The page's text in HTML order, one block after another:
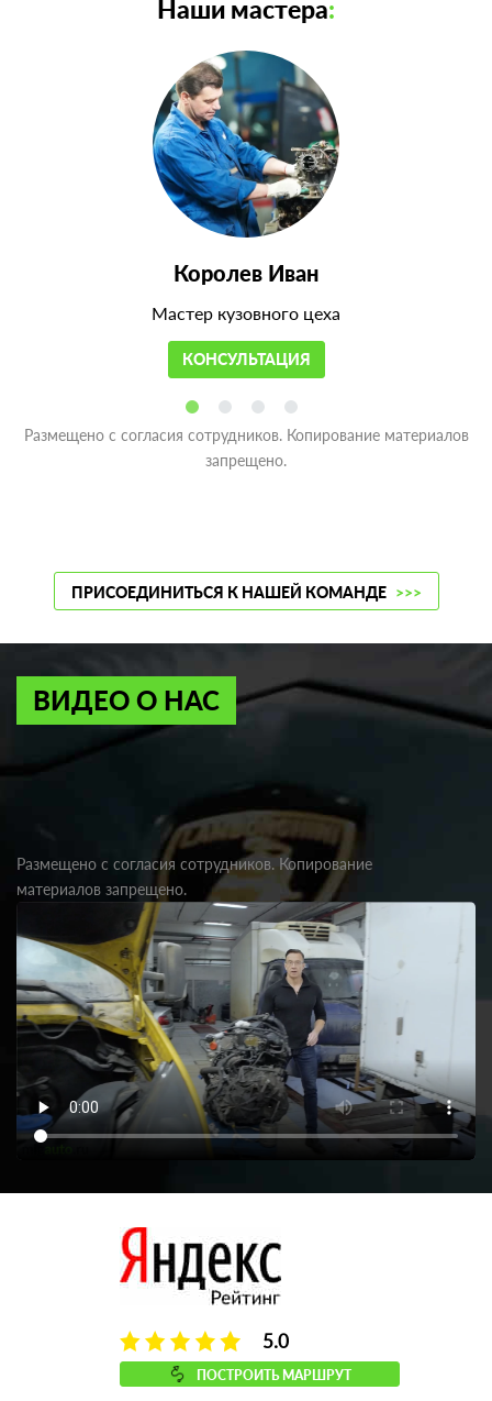
Наши мастера:
Королев Иван
Мастер кузовного цеха
КОНСУЛЬТАЦИЯ
Размещено с согласия сотрудников. Копирование материалов
запрещено.
ПРИСОЕДИНИТЬСЯ К НАШЕЙ КОМАНДЕ >>>
ВИДЕО О НАС
Размещено с согласия сотрудников. Копирование
материалов запрещено.
5.0
ПОСТРОИТЬ МАРШРУТ